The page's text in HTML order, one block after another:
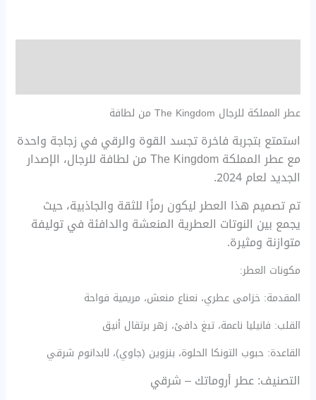
عطر المملكة للرجال The Kingdom من لطافة
استمتع بتجربة فاخرة تجسد القوة والرقي في زجاجة واحدة
مع عطر المملكة The Kingdom من لطافة للرجال، الإصدار
الجديد لعام 2024.
تم تصميم هذا العطر ليكون رمزًا للثقة والجاذبية، حيث
يجمع بين النوتات العطرية المنعشة والدافئة في توليفة
متوازنة ومثيرة.
مكونات العطر:
المقدمة: خزامى عطري، نعناع منعش، مريمية فواحة
القلب: فانيليا ناعمة، تبغ دافئ، زهر برتقال أنيق
القاعدة: حبوب التونكا الحلوة، بنزوين (جاوي)، لابدانوم شرقي
التصنيف: عطر أروماتك – شرقي